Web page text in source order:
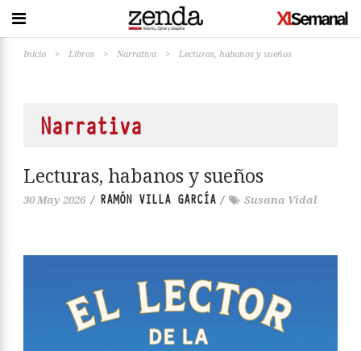
Inicio > Libros > Narrativa > Lecturas, habanos y sueños
Narrativa
Lecturas, habanos y sueños
30 May 2026 / RAMÓN VILLA GARCÍA / Susana Vidal